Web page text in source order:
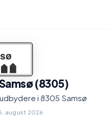
(8305)
i 8305 Samsø
august 2026